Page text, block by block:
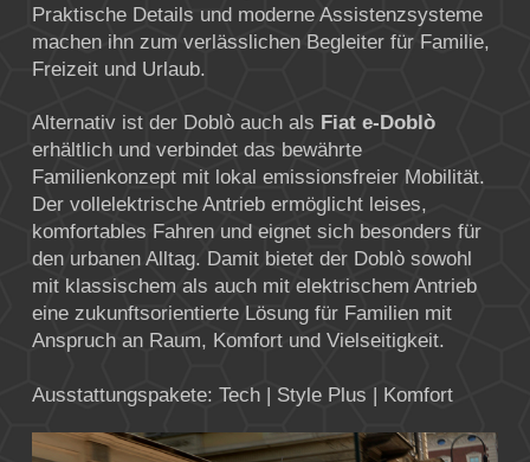
Praktische Details und moderne Assistenzsysteme
machen ihn zum verlässlichen Begleiter für Familie,
Freizeit und Urlaub.
Alternativ ist der Doblò auch als Fiat e-Doblò
erhältlich und verbindet das bewährte
Familienkonzept mit lokal emissionsfreier Mobilität.
Der vollelektrische Antrieb ermöglicht leises,
komfortables Fahren und eignet sich besonders für
den urbanen Alltag. Damit bietet der Doblò sowohl
mit klassischem als auch mit elektrischem Antrieb
eine zukunftsorientierte Lösung für Familien mit
Anspruch an Raum, Komfort und Vielseitigkeit.
Ausstattungspakete: Tech | Style Plus | Komfort